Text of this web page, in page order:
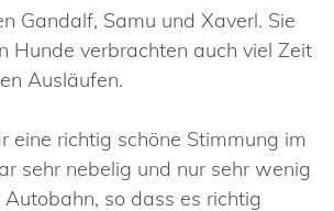
Gandalf, Samu und Xaverl. Sie
Hunde verbrachten auch viel Zeit
Ausläufen.
eine richtig schöne Stimmung im
sehr nebelig und nur sehr wenig
so dass es richtig